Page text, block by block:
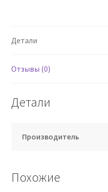
Детали
Отзывы (0)
Детали
Производитель
Похожие